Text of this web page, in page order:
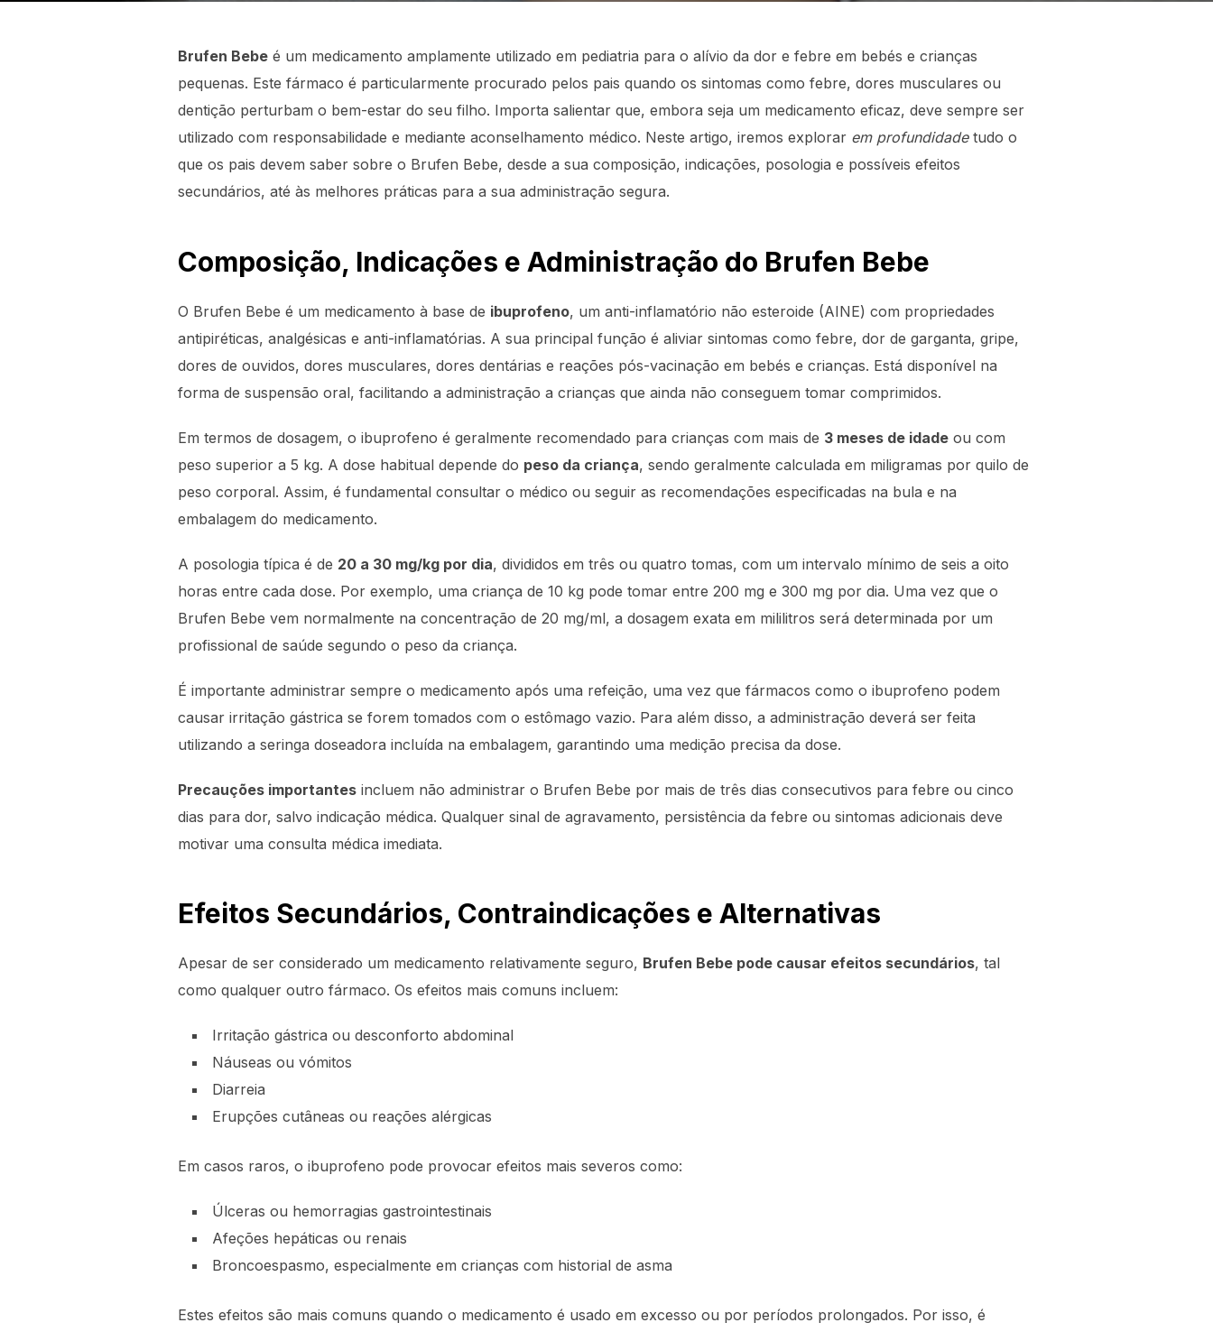
Brufen Bebe é um medicamento amplamente utilizado em pediatria para o alívio da dor e febre em bebés e crianças
pequenas. Este fármaco é particularmente procurado pelos pais quando os sintomas como febre, dores musculares ou
dentição perturbam o bem-estar do seu filho. Importa salientar que, embora seja um medicamento eficaz, deve sempre ser
utilizado com responsabilidade e mediante aconselhamento médico. Neste artigo, iremos explorar em profundidadetudo o
que os pais devem saber sobre o Brufen Bebe, desde a sua composição, indicações, posologia e possíveis efeitos
secundários, até às melhores práticas para a sua administração segura.
Composição, Indicações e Administração do Brufen Bebe
O Brufen Bebe é um medicamento à base de ibuprofeno, um anti-inflamatório não esteroide (AINE) com propriedades
antipiréticas, analgésicas e anti-inflamatórias. A sua principal função é aliviar sintomas como febre, dor de garganta, gripe,
dores de ouvidos, dores musculares, dores dentárias e reações pós-vacinação em bebés e crianças. Está disponível na
forma de suspensão oral, facilitando a administração a crianças que ainda não conseguem tomar comprimidos.
Em termos de dosagem, o ibuprofeno é geralmente recomendado para crianças com mais de 3 meses de idade ou com
peso superior a 5 kg. A dose habitual depende do peso da criança, sendo geralmente calculada em miligramas por quilo de
peso corporal. Assim, é fundamental consultar o médico ou seguir as recomendações especificadas na bula e na
embalagem do medicamento.
A posologia típica é de 20 a 30 mg/kg por dia, divididos em três ou quatro tomas, com um intervalo mínimo de seis a oito
horas entre cada dose. Por exemplo, uma criança de 10 kg pode tomar entre 200 mg e 300 mg por dia. Uma vez que o
Brufen Bebe vem normalmente na concentração de 20 mg/ml, a dosagem exata em mililitros será determinada por um
profissional de saúde segundo o peso da criança.
É importante administrar sempre o medicamento após uma refeição, uma vez que fármacos como o ibuprofeno podem
causar irritação gástrica se forem tomados com o estômago vazio. Para além disso, a administração deverá ser feita
utilizando a seringa doseadora incluída na embalagem, garantindo uma medição precisa da dose.
Precauções importantes incluem não administrar o Brufen Bebe por mais de três dias consecutivos para febre ou cinco
dias para dor, salvo indicação médica. Qualquer sinal de agravamento, persistência da febre ou sintomas adicionais deve
motivar uma consulta médica imediata.
Efeitos Secundários, Contraindicações e Alternativas
Apesar de ser considerado um medicamento relativamente seguro, Brufen Bebe pode causar efeitos secundários, tal
como qualquer outro fármaco. Os efeitos mais comuns incluem:
Irritação gástrica ou desconforto abdominal
Náuseas ou vómitos
Diarreia
Erupções cutâneas ou reações alérgicas
Em casos raros, o ibuprofeno pode provocar efeitos mais severos como:
Úlceras ou hemorragias gastrointestinais
Afeções hepáticas ou renais
Broncoespasmo, especialmente em crianças com historial de asma
Estes efeitos são mais comuns quando o medicamento é usado em excesso ou por períodos prolongados. Por isso, é